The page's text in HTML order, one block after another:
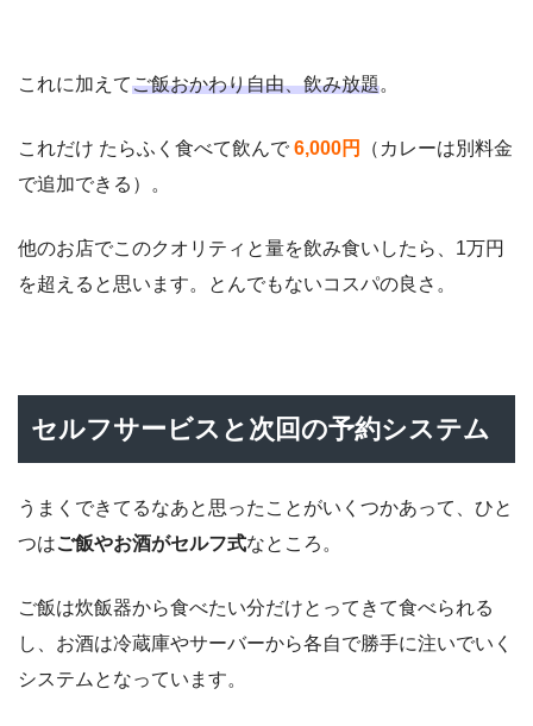
これに加えてご飯おかわり自由、飲み放題。
これだけ たらふく食べて飲んで 6,000円
（カレーは別料金
で追加できる）。
他のお店でこのクオリティと量を飲み食いしたら、1万円
を超えると思います。とんでもないコスパの良さ。
セルフサービスと次回の予約システム
うまくできてるなあと思ったことがいくつかあって、ひと
つはご飯やお酒がセルフ式なところ。
ご飯は炊飯器から食べたい分だけとってきて食べられる
し、お酒は冷蔵庫やサーバーから各自で勝手に注いでいく
システムとなっています。